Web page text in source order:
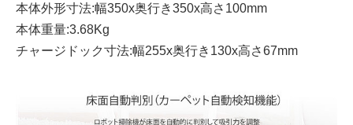
本体外形寸法:幅350x奥行き350x高さ100mm
本体重量:3.68Kg
チャージドック寸法:幅255x奥行き130x高さ67mm